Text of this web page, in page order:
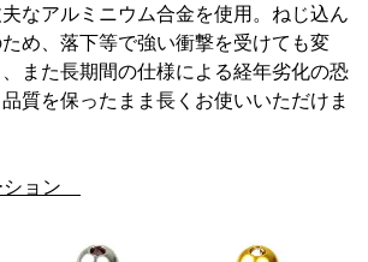
なアルミニウム合金を使用。ねじ込ん
め、落下等で強い衝撃を受けても変
また長期間の仕様による経年劣化の恐
質を保ったまま長くお使いいただけま
ション